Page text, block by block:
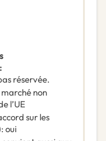
:
réservée.
non
l’UE
sur les
: oui